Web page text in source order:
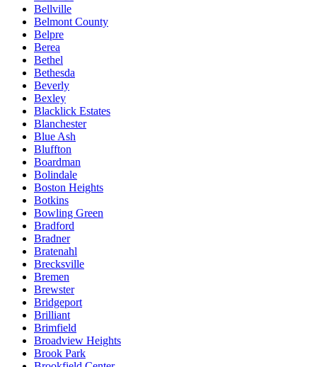
Bellville
Belmont County
Belpre
Berea
Bethel
Bethesda
Beverly
Bexley
Blacklick Estates
Blanchester
Blue Ash
Bluffton
Boardman
Bolindale
Boston Heights
Botkins
Bowling Green
Bradford
Bradner
Bratenahl
Brecksville
Bremen
Brewster
Bridgeport
Brilliant
Brimfield
Broadview Heights
Brook Park